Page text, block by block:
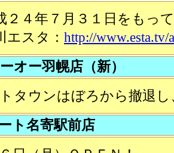
２４年７月３１日をもっ
エスタ： http://www.esta.tv/
オー羽幌店（新）
タウンはぼろから撤退
ト名寄駅前店